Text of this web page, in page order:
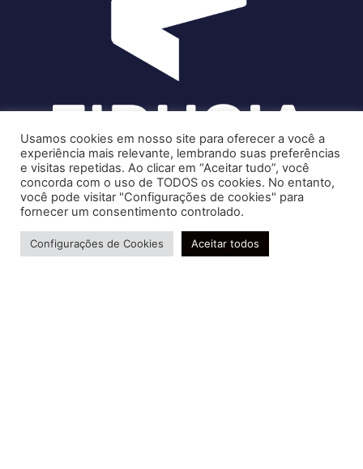
Soluções contábeis-fiscais-tributárias especializadas | CRC RJ
004856/O-7
Serviços
Usamos cookies em nosso site para oferecer a você a
experiência mais relevante, lembrando suas preferências
e visitas repetidas. Ao clicar em “Aceitar tudo”, você
concorda com o uso de TODOS os cookies. No entanto,
você pode visitar "Configurações de cookies" para
fornecer um consentimento controlado.
Configurações de Cookies Aceitar todos
Precisa de ajuda?